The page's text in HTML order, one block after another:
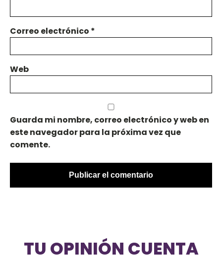
Correo electrónico *
Web
Guarda mi nombre, correo electrónico y web en
este navegador para la próxima vez que
comente.
TU OPINIÓN CUENTA